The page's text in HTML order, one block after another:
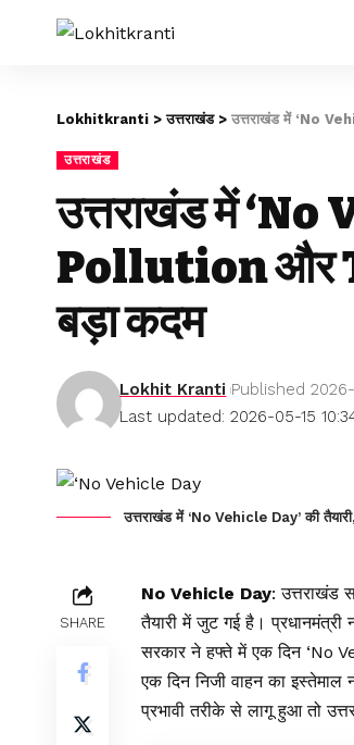
Lokhitkranti >उत्तराखंड> उत्तराखंड में ‘No
उत्तराखंड
उत्तराखंड में ‘No
Pollution और
बड़ा कदम
Last updated: 2026-05-15
Lokhit Kranti Published
उत्तराखंड में ‘No Vehicle Day’ की
SHARE
No Vehicle Day:
तैयारी में जुट गई है। प्रधानमंत्री
सरकार ने हफ्ते में एक दिन ‘No
एक दिन निजी वाहन का इस्तेमाल
प्रभावी तरीके से लागू हुआ तो